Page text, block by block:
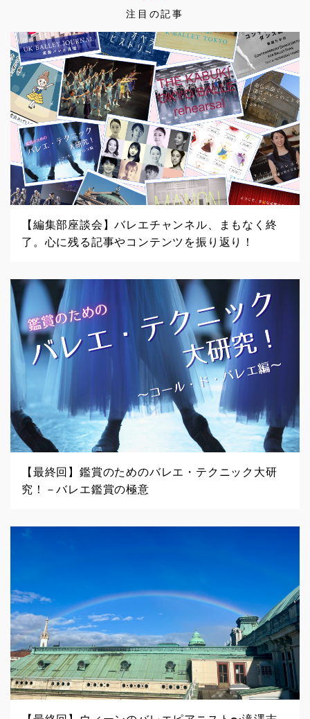
注目の記事
【編集部座談会】バレエチャンネル、まもなく終
了。心に残る記事やコンテンツを振り返り！
【最終回】鑑賞のためのバレエ・テクニック大研
究！－バレエ鑑賞の極意